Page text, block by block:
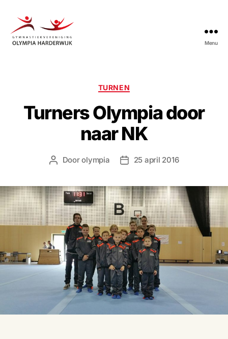
Menu
Categorieën
TURNEN
Turners Olympia door
naar NK
Berichtauteur
Doorolympia Berichtdatum
25 april 2016